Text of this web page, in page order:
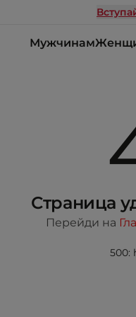
Мужчинам
Страница
Перейди на
500: